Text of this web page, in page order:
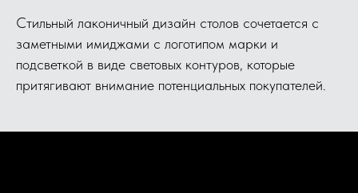
Стильный лаконичный дизайн столов сочетается с
заметными имиджами с логотипом марки и
подсветкой в виде световых контуров, которые
притягивают внимание потенциальных покупателей.